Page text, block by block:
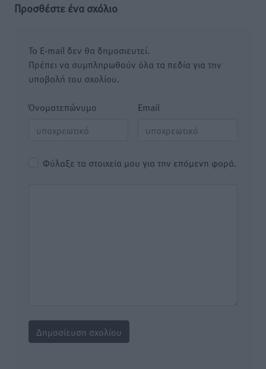
Προσθέστε ένα σχόλιο
Το E-mail δεν θα δημοσιευτεί.
Πρέπει να συμπληρωθούν όλα τα πεδία για την
υποβολή του σχολίου.
Όνοματεπώνυμο Email
Φύλαξε τα στοιχεία μου για την επόμενη φορά.